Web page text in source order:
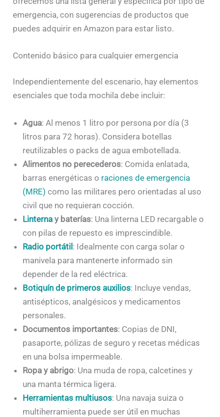
emergencia, con sugerencias de productos que
puedes adquirir en Amazon para estar listo.
Contenido básico para cualquier emergencia
Independientemente del escenario, hay elementos
esenciales que toda mochila debe incluir:
Agua: Al menos 1 litro por persona por día (3
litros para 72 horas). Considera botellas
reutilizables o packs de agua embotellada.
Alimentos no perecederos: Comida enlatada,
barras energéticas o raciones de emergencia
(MRE)como las militares pero orientadas al uso
civil que no requieran cocción.
Linterna y baterías: Una linterna LED recargable o
con pilas de repuesto es imprescindible.
Radio portátil: Idealmente con carga solar o
manivela para mantenerte informado sin
depender de la red eléctrica.
Botiquín de primeros auxilios: Incluye vendas,
antisépticos, analgésicos y medicamentos
personales.
Documentos importantes: Copias de DNI,
pasaporte, pólizas de seguro y recetas médicas
en una bolsa impermeable.
Ropa y abrigo: Una muda de ropa, calcetines y
una manta térmica ligera.
Herramientas multiusos: Una navaja suiza o
multiherramienta puede ser útil en muchas